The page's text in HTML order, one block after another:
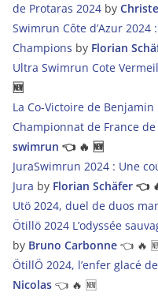
de Protaras 2024 by
Swimrun Côte d’Azur
Champions by Florian
Ultra Swimrun Cote
🆕
La Co-Victoire de
Championnat de France
swimrun 👈 🔥 🆕
JuraSwimrun 2024 : Une
Jura by Florian Schäfer 👈
Utö 2024, duel de duos
Ötillö 2024 L’odyssée
by Bruno Carbonne 👈 🔥
ÖtillÖ 2024, l’enfer glacé
Nicolas 👈 🔥 🆕